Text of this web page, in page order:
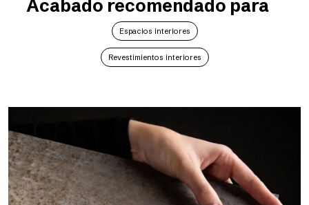
Acabado recomendado para
Espacios interiores
Revestimientos interiores